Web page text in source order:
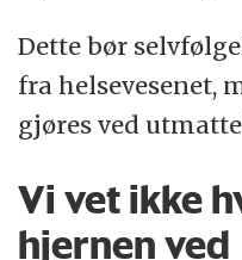
Dette bør
fra helsevesenet,
gjøres ved
Vi vet ikke
hjernen ved